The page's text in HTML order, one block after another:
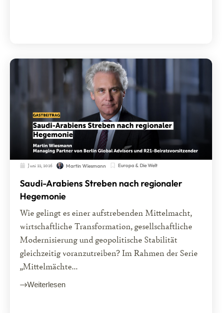
Juni 22, 2026 Martin Wiesmann Europa & Die Welt
Saudi-Arabiens Streben nach regionaler
Hegemonie
Wie gelingt es einer aufstrebenden Mittelmacht,
wirtschaftliche Transformation, gesellschaftliche
Modernisierung und geopolitische Stabilität
gleichzeitig voranzutreiben? Im Rahmen der Serie
„Mittelmächte...
Weiterlesen